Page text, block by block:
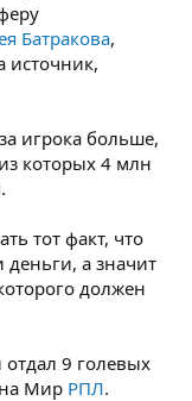
Батракова,
источник,
игрока больше,
которых 4 млн
тот факт, что
а значит
должен
отдал 9 голевых
Мир РПЛ.